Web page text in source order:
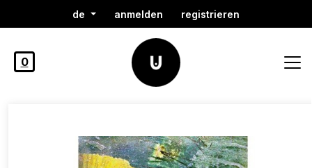
de anmelden registrieren
0